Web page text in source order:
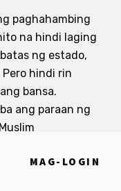
MAG-LOGIN
paghahambing
na hindi laging
ng estado,
hindi rin
bansa.
ang paraan ng
palagi ang